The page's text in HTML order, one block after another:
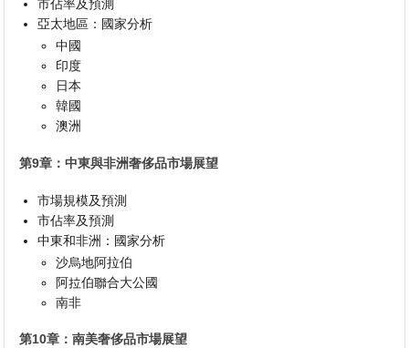
市佔率及預測
亞太地區：國家分析
中國
印度
日本
韓國
澳洲
第9章：中東與非洲奢侈品市場展望
市場規模及預測
市佔率及預測
中東和非洲：國家分析
沙烏地阿拉伯
阿拉伯聯合大公國
南非
第10章：南美奢侈品市場展望